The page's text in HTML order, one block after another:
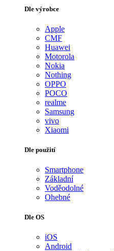
Dle výrobce
Apple
CMF
Huawei
Motorola
Nokia
Nothing
OPPO
POCO
realme
Samsung
vivo
Xiaomi
Dle použití
Smartphone
Základní
Voděodolné
Ohebné
Dle OS
iOS
Android